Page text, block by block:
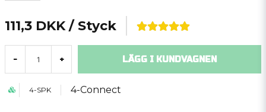
111,3 DKK / Styck
- + LÄGG I KUNDVAGNEN
4-SPK 4-Connect